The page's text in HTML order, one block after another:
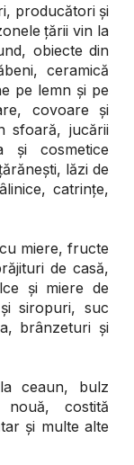
producători și
țării vin la
obiecte din
ceramică
pe lemn și pe
covoare și
sfoară, jucării
și cosmetice
lăzi de
catrințe,
miere, fructe
de casă,
și miere de
siropuri, suc
brânzeturi și
ceaun, bulz
costită
și multe alte